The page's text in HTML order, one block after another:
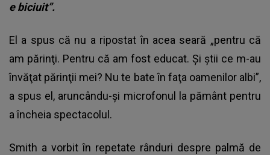
e biciuit”.
El a spus că nu a ripostat în acea seară „pentru că
am părinţi. Pentru că am fost educat. Şi ştii ce m-au
învăţat părinţii mei? Nu te bate în faţa oamenilor albi”,
a spus el, aruncându-şi microfonul la pământ pentru
a încheia spectacolul.
Smith a vorbit în repetate rânduri despre palmă de